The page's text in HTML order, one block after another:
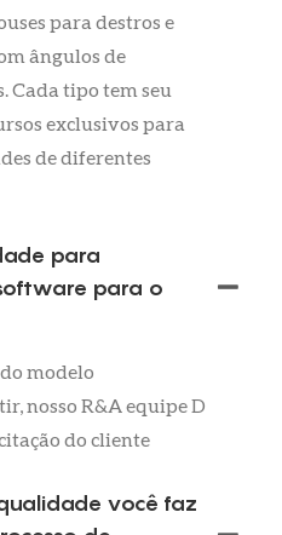
para destros e
ângulos de
Cada tipo tem seu
exclusivos para
de diferentes
para
para o
modelo
nosso R&A equipe D
do cliente
você faz